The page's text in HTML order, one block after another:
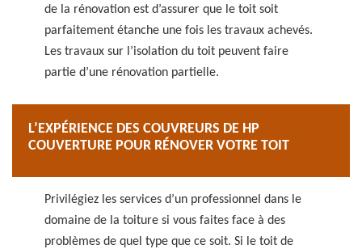
de la rénovation est d’assurer que le toit soit
parfaitement étanche une fois les travaux achevés.
Les travaux sur l’isolation du toit peuvent faire
partie d’une rénovation partielle.
L’EXPÉRIENCE DES COUVREURS DE HP
COUVERTURE POUR RÉNOVER VOTRE TOIT
Privilégiez les services d’un professionnel dans le
domaine de la toiture si vous faites face à des
problèmes de quel type que ce soit. Si le toit de